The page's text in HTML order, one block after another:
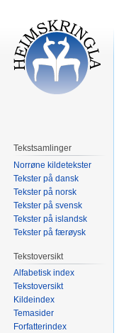
Tekstsamlinger
Norrøne kildetekster
Tekster på dansk
Tekster på norsk
Tekster på svensk
Tekster på islandsk
Tekster på færøysk
Tekstoversikt
Alfabetisk index
Tekstoversikt
Kildeindex
Temasider
Forfatterindex